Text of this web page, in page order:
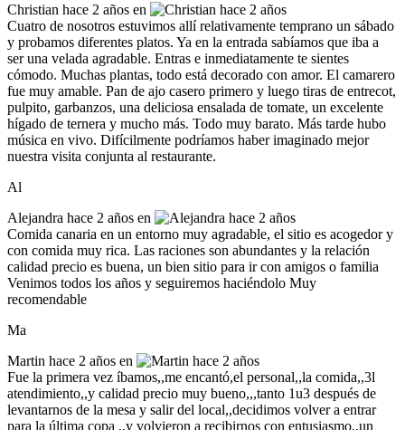
Christian hace 2 años en
Cuatro de nosotros estuvimos allí relativamente temprano un sábado
y probamos diferentes platos. Ya en la entrada sabíamos que iba a
ser una velada agradable. Entras e inmediatamente te sientes
cómodo. Muchas plantas, todo está decorado con amor. El camarero
fue muy amable. Pan de ajo casero primero y luego tiras de entrecot,
pulpito, garbanzos, una deliciosa ensalada de tomate, un excelente
hígado de ternera y mucho más. Todo muy barato. Más tarde hubo
música en vivo. Difícilmente podríamos haber imaginado mejor
nuestra visita conjunta al restaurante.
Al
Alejandra hace 2 años en
Comida canaria en un entorno muy agradable, el sitio es acogedor y
con comida muy rica. Las raciones son abundantes y la relación
calidad precio es buena, un bien sitio para ir con amigos o familia
Venimos todos los años y seguiremos haciéndolo Muy
recomendable
Ma
Martin hace 2 años en
Fue la primera vez íbamos,,me encantó,el personal,,la comida,,3l
atendimiento,,y calidad precio muy bueno,,,tanto 1u3 después de
levantarnos de la mesa y salir del local,,decidimos volver a entrar
para la última copa ,,y volvieron a recibirnos con entusiasmo,,un